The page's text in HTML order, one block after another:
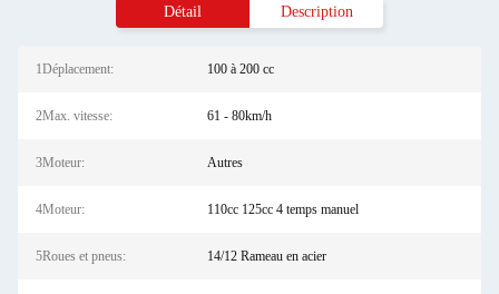
Détail Description
1Déplacement: 100 à 200 cc
2Max. vitesse: 61 - 80km/h
3Moteur: Autres
4Moteur: 110cc 125cc 4 temps manuel
5Roues et pneus: 14/12 Rameau en acier